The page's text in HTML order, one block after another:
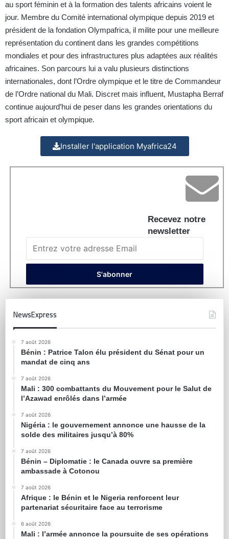
au sport féminin et à la formation des talents africains voient le
jour. Membre du Comité international olympique depuis 2019 et
président de la fondation Olympafrica, il milite pour une meilleure
représentation du continent dans les grandes compétitions
mondiales et pour des infrastructures plus adaptées aux réalités
africaines. Son parcours lui a valu plusieurs distinctions
internationales, dont l’Ordre olympique et le titre de Commandeur
de l’Ordre national du Mali. Discret mais influent, Mustapha Berraf
continue aujourd’hui de peser dans les grandes orientations du
sport africain et olympique.
Installer l'application Myafrica24
Recevez notre
newsletter
NewsExpress
7 août 2026
Bénin : Patrice Talon élu président du Sénat pour un
mandat de cinq ans
7 août 2026
Mali : 300 combattants du Mouvement pour le Salut de
l’Azawad enrôlés dans l’armée
7 août 2026
Nigéria : le gouvernement annonce une hausse de la
solde des militaires jusqu’à 80%
7 août 2026
Bénin – Diplomatie : le Canada ouvre sa première
ambassade à Cotonou
7 août 2026
Afrique : le Bénin et le Nigeria renforcent leur
partenariat sécuritaire face au terrorisme
6 août 2026
Mali : l’armée annonce la poursuite de ses opérations